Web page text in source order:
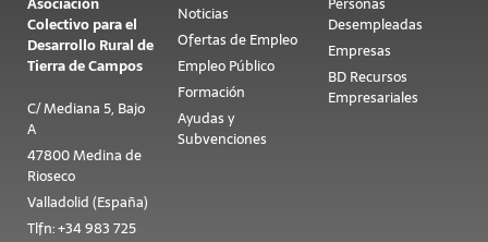
Colectivo para el
Desarrollo Rural de
Tierra de Campos
C/ Mediana 5, Bajo
A
47800 Medina de
Rioseco
Valladolid (España)
Tlfn: +34 983 725
Noticias
Ofertas de Empleo
Empleo Público
Formación
Ayudas y
Subvenciones
Desempleadas
Empresas
BD Recursos
Empresariales